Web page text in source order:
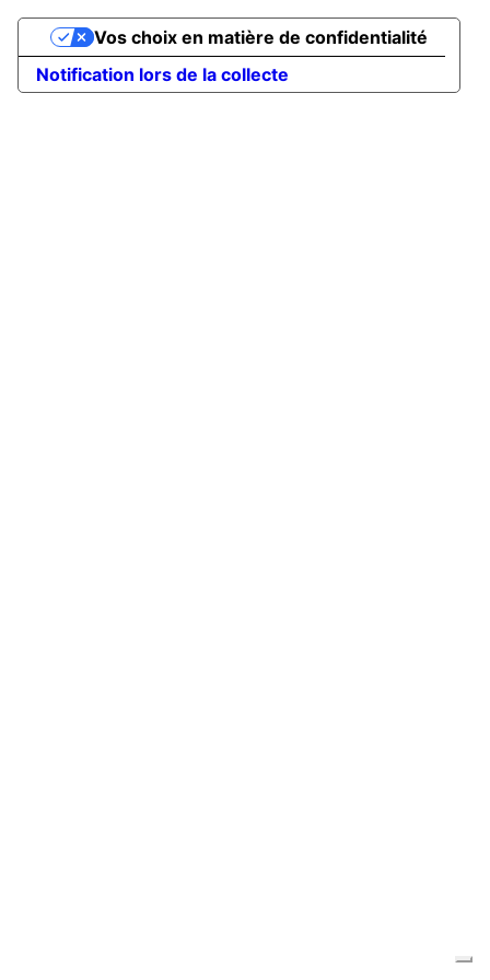
Notification lors de la collecte
Vos choix en matière de confidentialité